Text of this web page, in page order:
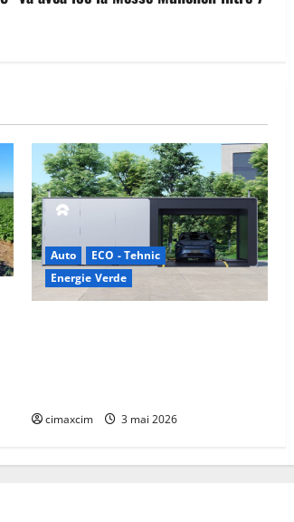
Auto
ECO - Tehnic
Energie Verde
cimaxcim 3 mai 2026